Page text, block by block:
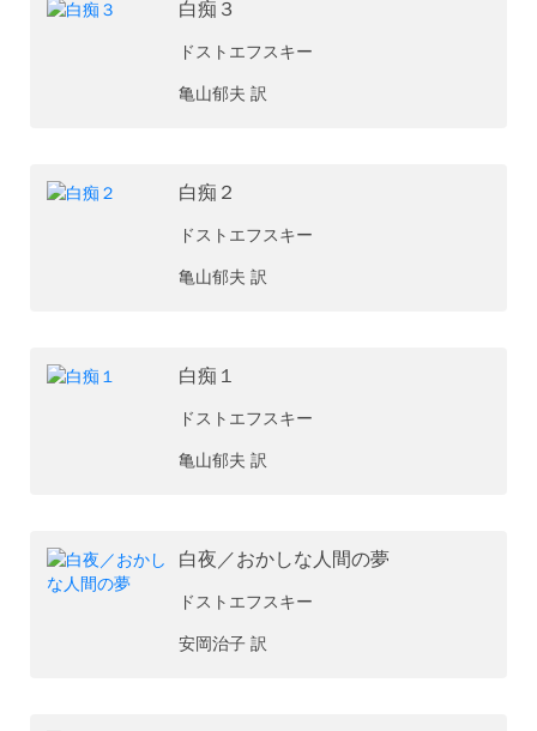
白痴３
ドストエフスキー
亀山郁夫 訳
白痴２
ドストエフスキー
亀山郁夫 訳
白痴１
ドストエフスキー
亀山郁夫 訳
白夜／おかしな人間の夢
ドストエフスキー
安岡治子 訳